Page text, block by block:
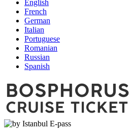
English
French
German
Italian
Portuguese
Romanian
Russian
Spanish